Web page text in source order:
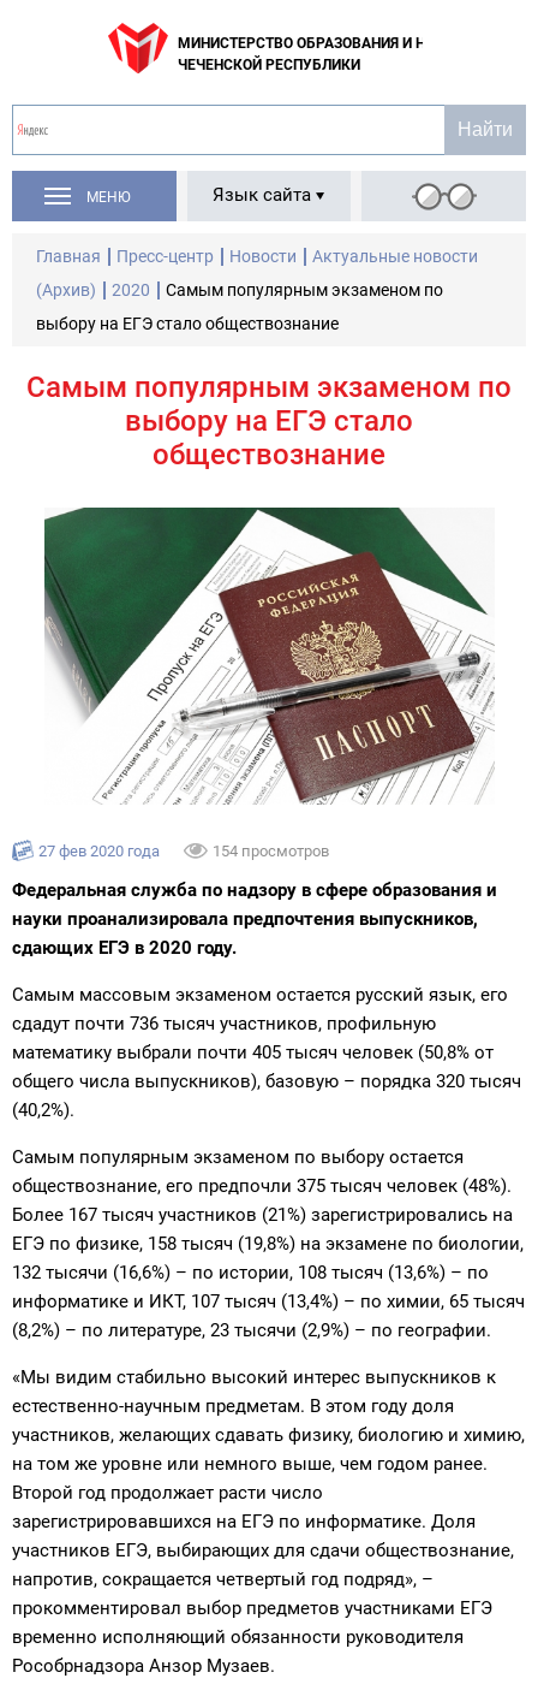
МИНИСТЕРСТВО ОБРАЗОВАНИЯ И НАУКИ
ЧЕЧЕНСКОЙ РЕСПУБЛИКИ
МЕНЮ Язык сайта
Главная Пресс-центр Новости
Актуальные новости
(Архив)
2020
Самым популярным экзаменом по
выбору на ЕГЭ стало обществознание
Самым популярным экзаменом по
выбору на ЕГЭ стало
обществознание
27 фев 2020 года 154 просмотров
Федеральная служба по надзору в сфере образования и
науки проанализировала предпочтения выпускников,
сдающих ЕГЭ в 2020 году.
Самым массовым экзаменом остается русский язык, его
сдадут почти 736 тысяч участников, профильную
математику выбрали почти 405 тысяч человек (50,8% от
общего числа выпускников), базовую – порядка 320 тысяч
(40,2%).
Самым популярным экзаменом по выбору остается
обществознание, его предпочли 375 тысяч человек (48%).
Более 167 тысяч участников (21%) зарегистрировались на
ЕГЭ по физике, 158 тысяч (19,8%) на экзамене по биологии,
132 тысячи (16,6%) – по истории, 108 тысяч (13,6%) – по
информатике и ИКТ, 107 тысяч (13,4%) – по химии, 65 тысяч
(8,2%) – по литературе, 23 тысячи (2,9%) – по географии.
«Мы видим стабильно высокий интерес выпускников к
естественно-научным предметам. В этом году доля
участников, желающих сдавать физику, биологию и химию,
на том же уровне или немного выше, чем годом ранее.
Второй год продолжает расти число
зарегистрировавшихся на ЕГЭ по информатике. Доля
участников ЕГЭ, выбирающих для сдачи обществознание,
напротив, сокращается четвертый год подряд», –
прокомментировал выбор предметов участниками ЕГЭ
временно исполняющий обязанности руководителя
Рособрнадзора Анзор Музаев.